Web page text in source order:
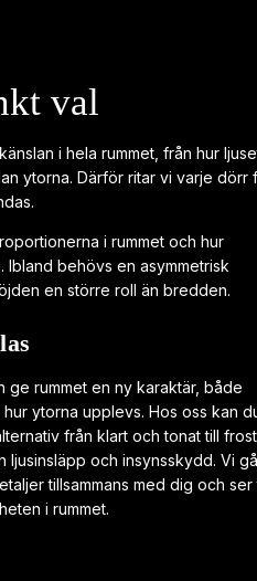
val
i hela rummet, från hur
ytorna. Därför ritar vi varje dörr
i rummet och hur
behövs en asymmetrisk
en större roll än bredden.
ge rummet en ny karaktär, både
ytorna upplevs. Hos oss kan
från klart och tonat till
ljusinsläpp och insynsskydd. Vi
tillsammans med dig och ser
i rummet.